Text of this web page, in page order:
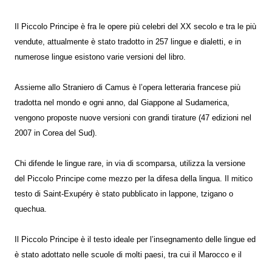
Il Piccolo Principe è fra le opere più celebri del XX secolo e tra le più
vendute, attualmente è stato tradotto in 257 lingue e dialetti, e in
numerose lingue esistono varie versioni del libro.
Assieme allo Straniero di Camus è l’opera letteraria francese più
tradotta nel mondo e ogni anno, dal Giappone al Sudamerica,
vengono proposte nuove versioni con grandi tirature (47 edizioni nel
2007 in Corea del Sud).
Chi difende le lingue rare, in via di scomparsa, utilizza la versione
del Piccolo Principe come mezzo per la difesa della lingua. Il mitico
testo di Saint-Exupéry è stato pubblicato in lappone, tzigano o
quechua.
Il Piccolo Principe è il testo ideale per l’insegnamento delle lingue ed
è stato adottato nelle scuole di molti paesi, tra cui il Marocco e il